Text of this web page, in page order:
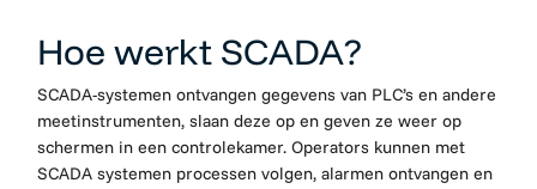
Hoe werkt SCADA?
SCADA-systemen ontvangen gegevens van PLC’s en andere
meetinstrumenten, slaan deze op en geven ze weer op
schermen in een controlekamer. Operators kunnen met
SCADA systemen processen volgen, alarmen ontvangen en